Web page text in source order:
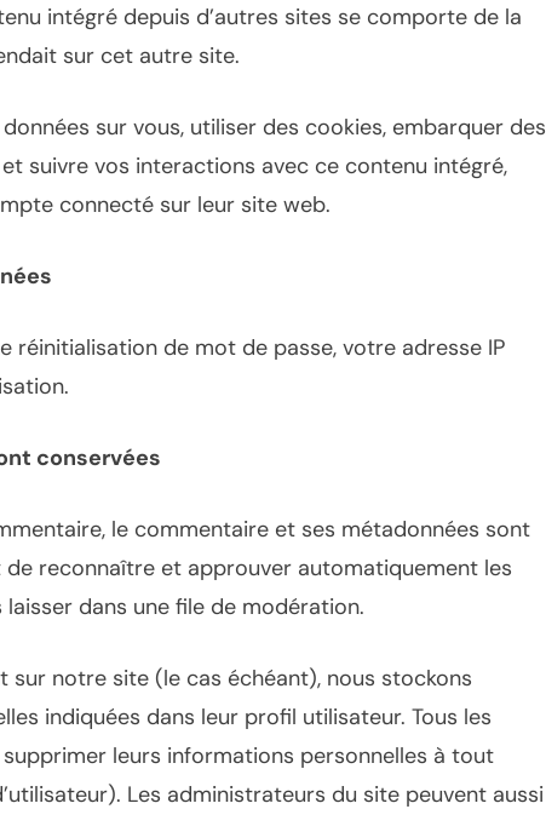
intégré depuis d’autres sites se comporte de la
sur cet autre site.
sur vous, utiliser des cookies, embarquer des
suivre vos interactions avec ce contenu intégré,
connecté sur leur site web.
réinitialisation de mot de passe, votre adresse IP
conservées
le commentaire et ses métadonnées sont
reconnaître et approuver automatiquement les
dans une file de modération.
sur notre site (le cas échéant), nous stockons
indiquées dans leur profil utilisateur. Tous les
leurs informations personnelles à tout
Les administrateurs du site peuvent aussi